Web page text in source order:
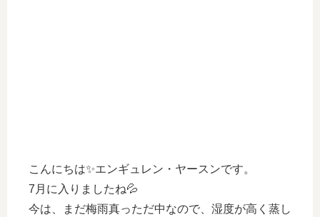
こんにちは✨エンギュレン・ヤースンです。
7月に入りましたね💦
今は、まだ梅雨真っただ中なので、湿度が高く蒸し